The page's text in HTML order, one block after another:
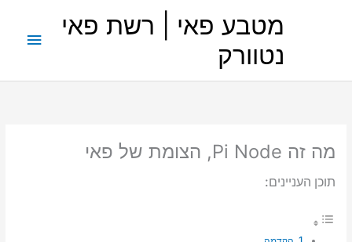
מטבע פאי | רשת פאי
נטוורק
מה זה Pi Node, הצומת של פאי
תוכן העניינים: